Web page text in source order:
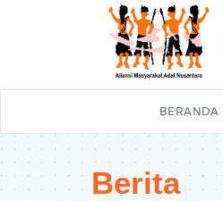
BERANDA
Berita